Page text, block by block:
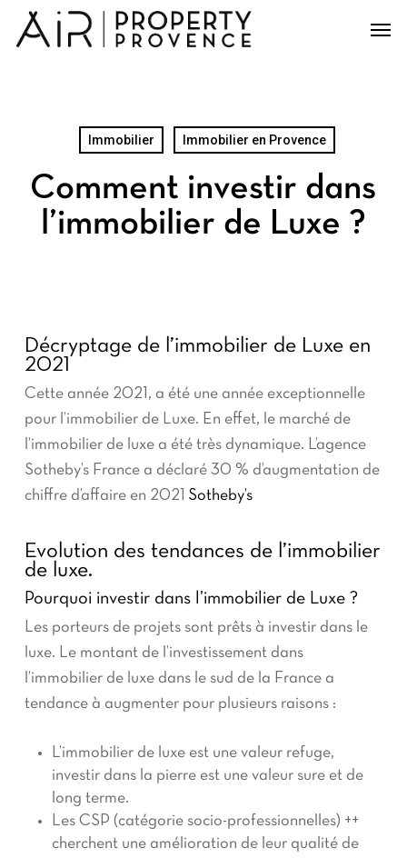
Immobilier Immobilier en Provence
Comment investir dans
l’immobilier de Luxe ?
Décryptage de l’immobilier de Luxe en
2021
Cette année 2021, a été une année exceptionnelle
pour l’immobilier de Luxe. En effet, le marché de
l’immobilier de luxe a été très dynamique. L’agence
Sotheby’s France a déclaré 30 % d’augmentation de
chiffre d’affaire en 2021 Sotheby’s
Evolution des tendances de l’immobilier
de luxe.
Pourquoi investir dans l’immobilier de Luxe ?
Les porteurs de projets sont prêts à investir dans le
luxe. Le montant de l’investissement dans
l’immobilier de luxe dans le sud de la France a
tendance à augmenter pour plusieurs raisons :
L’immobilier de luxe est une valeur refuge,
investir dans la pierre est une valeur sure et de
long terme.
Les CSP (catégorie socio-professionnelles) ++
cherchent une amélioration de leur qualité de